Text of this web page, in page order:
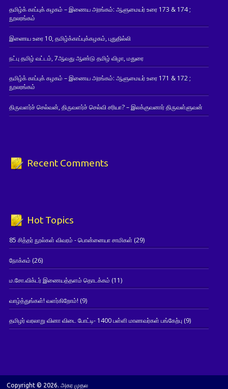
தமிழ்க் காப்புக் கழகம் – இணைய அரங்கம்: ஆளுமையர் உரை 173 & 174 ;
நூலரங்கம்
இணைய உரை 10, தமிழ்க்காப்புக்கழகம், புதுதில்லி
நட்பு தமிழ் வட்டம், 7ஆவது ஆண்டு தமிழ் விழா, மதுரை
தமிழ்க் காப்புக் கழகம் – இணைய அரங்கம்: ஆளுமையர் உரை 171 & 172 ;
நூலரங்கம்
திருவளர்ச் செல்வன், திருவளர்ச் செல்வி சரியா? – இலக்குவனார் திருவள்ளுவன்
Recent Comments
Hot Topics
85 சித்தர் நூல்கள் விவரம் - பொன்னையா சாமிகள் (29)
நோக்கம் (26)
ம.சோ.விக்டர் இணையத்தளம் தொடக்கம் (11)
வாழ்த்துங்கள்! வளர்கிறோம்! (9)
தமிழர் வரலாறு வினா விடை போட்டி- 1400 பள்ளி மாணவர்கள் பங்கேற்பு(9)
Copyright © 2026. அகர முதல